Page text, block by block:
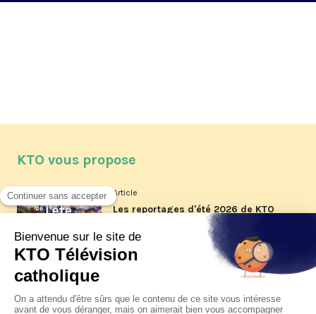
KTO vous propose
Article
Les reportages d'été 2026 de KTO
Article
La visite pastorale du pape Léon
jeudi 6 août